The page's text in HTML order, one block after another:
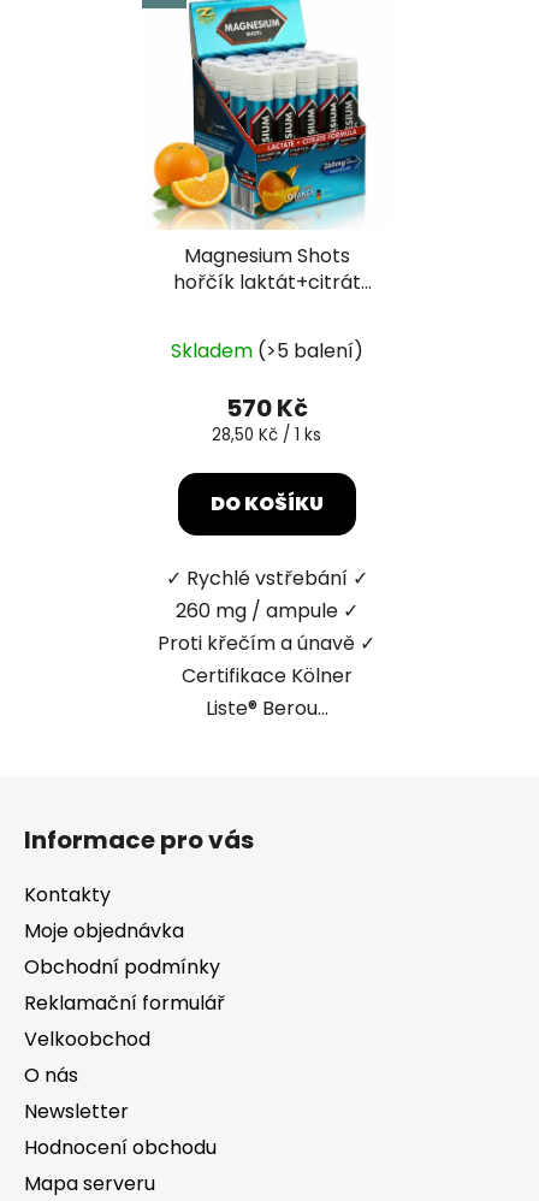
Magnesium Shots
hořčík laktát+citrát
hodnocení
produktu
je
z
Skladem (>5 balení)
570 Kč
Měrná
28,50 Kč / 1 ks
DO KOŠÍKU
✓ Rychlé vstřebání ✓
260 mg / ampule ✓
Proti křečím a únavě ✓
Certifikace Kölner
Liste® Berou...
Informace pro vás
Kontakty
Moje objednávka
Obchodní podmínky
Reklamační formulář
Velkoobchod
O nás
Newsletter
Hodnocení obchodu
Mapa serveru